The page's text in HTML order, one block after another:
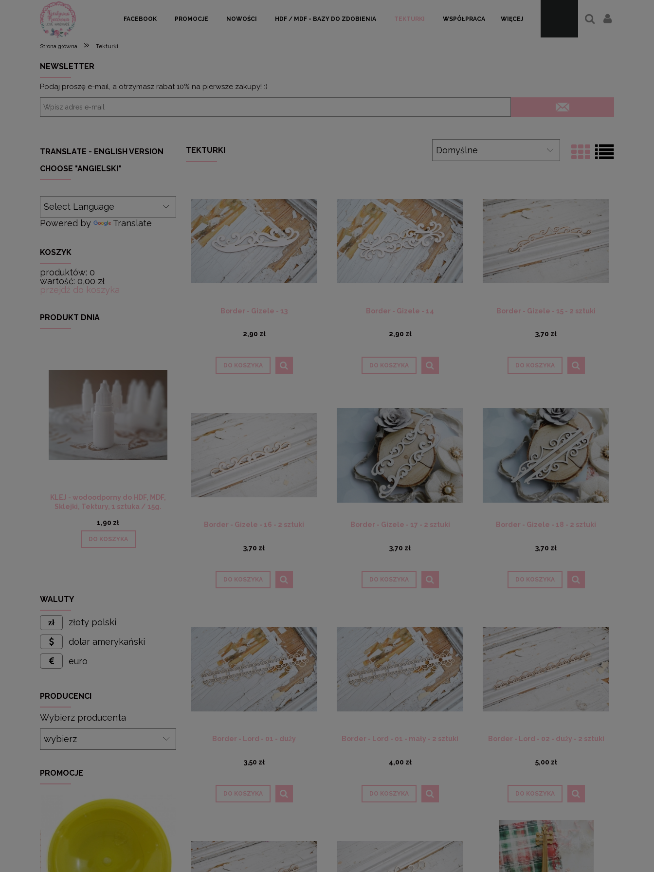
FACEBOOK PROMOCJE NOWOŚCI HDF / MDF - BAZY DO ZDOBIENIA TEKTURKI WSPÓŁPRACA WIĘCEJ
Strona główna » Tekturki
NEWSLETTER
Podaj proszę e-mail, a otrzymasz rabat 10% na pierwsze zakupy! :)
TRANSLATE - ENGLISH VERSION
CHOOSE "ANGIELSKI"
Powered by Translate
KOSZYK
produktów: 0
wartość: 0,00 zł
przejdź do koszyka
PRODUKT DNIA
KLEJ - wodoodporny do HDF, MDF,
Sklejki, Tektury, 1 sztuka / 15g.
1,90 zł
DO KOSZYKA
WALUTY
złoty polski
dolar amerykański
euro
PRODUCENCI
Wybierz producenta
PROMOCJE
TEKTURKI
Border - Gizele - 13
2,90 zł
DO KOSZYKA
Border - Gizele - 14
2,90 zł
DO KOSZYKA
Border - Gizele - 15 - 2 sztuki
3,70 zł
DO KOSZYKA
Border - Gizele - 16 - 2 sztuki
3,70 zł
DO KOSZYKA
Border - Gizele - 17 - 2 sztuki
3,70 zł
DO KOSZYKA
Border - Gizele - 18 - 2 sztuki
3,70 zł
DO KOSZYKA
Border - Lord - 01 - duży
3,50 zł
DO KOSZYKA
Border - Lord - 01 - mały - 2 sztuki
4,00 zł
DO KOSZYKA
Border - Lord - 02 - duży - 2 sztuki
5,00 zł
DO KOSZYKA